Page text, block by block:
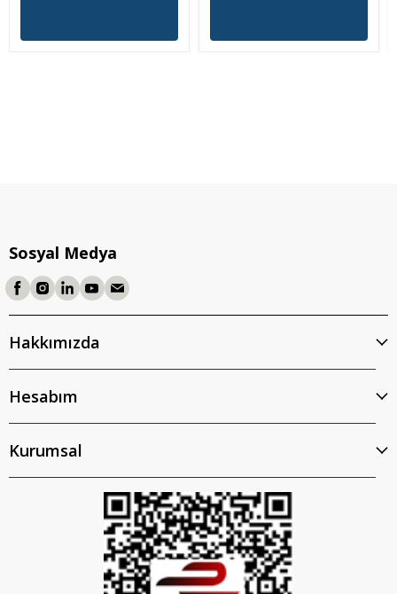
Sosyal Medya
Hakkımızda
Hesabım
Kurumsal